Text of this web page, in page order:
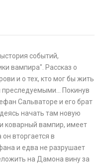
событий,
вампира". Рассказ о
и о тех, кто мог бы жить
преследуемыми... Покинув
Сальваторе и его брат
начать там новую
коварный вампир, имеет
вторгается в
и едва не разрушает
на Дамона вину за